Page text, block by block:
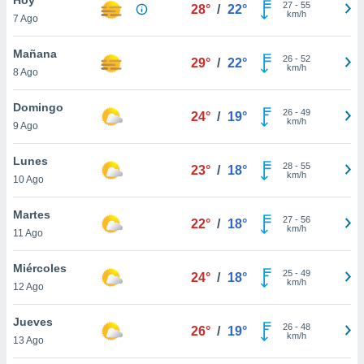
y
en
más
de
7 Ago
28° / 22° 27- 55
km/h
Mañana
8 Ago
29° / 22° 26- 52
km/h
Domingo
9 Ago
24° / 19° 26- 49
km/h
Lunes
10 Ago
23° / 18° 28- 55
km/h
Martes
11 Ago
22° / 18° 27- 56
km/h
Miércoles
12 Ago
24° / 18° 25- 49
km/h
Jueves
13 Ago
26° / 19° 26- 48
km/h